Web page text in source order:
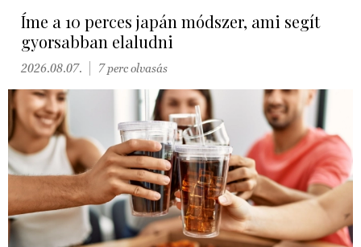
Íme a 10 perces japán módszer, ami segít
gyorsabban elaludni
2026.08.07. 7 perc olvasás